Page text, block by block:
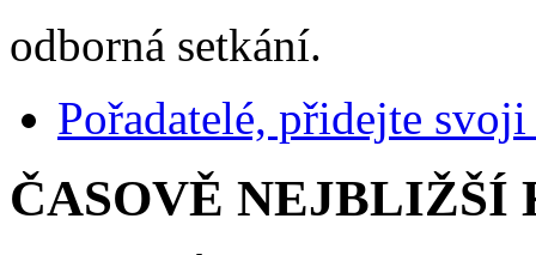
odborná setkání.
Pořadatelé, přidejte
ČASOVĚ NEJBLIŽŠÍ